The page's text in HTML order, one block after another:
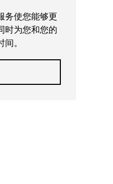
务使您能够更
时为您和您的
。